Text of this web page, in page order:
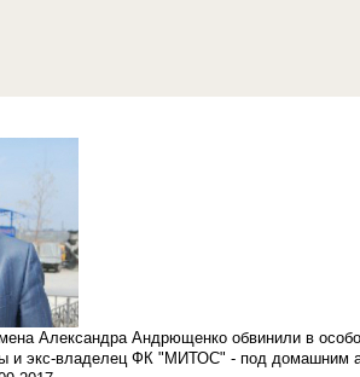
Александра Андрющенко обвинили в
и экс-владелец ФК "МИТОС" - под домашним